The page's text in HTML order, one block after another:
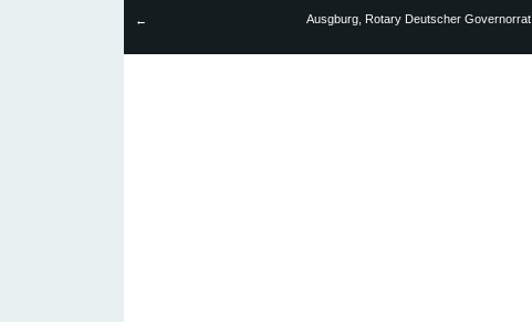
← Ausgburg, Rotary Deutscher Governorrat